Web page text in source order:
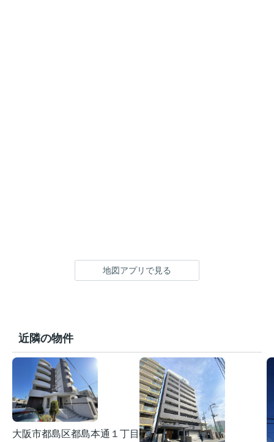
地図アプリで見る
近隣の物件
大阪市都島区都島本通１丁目